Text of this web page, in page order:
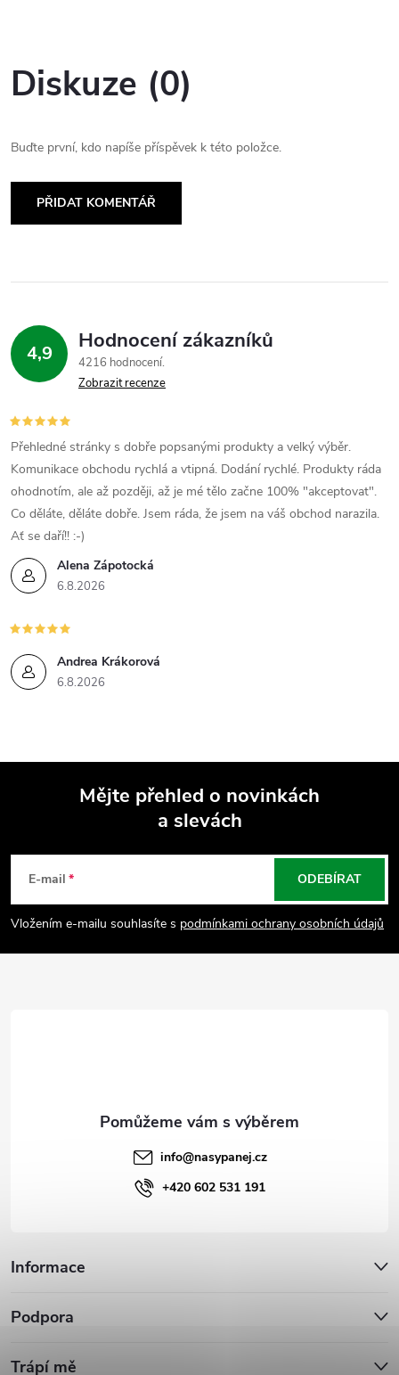
Diskuze (0)
Buďte první, kdo napíše příspěvek k této položce.
PŘIDAT KOMENTÁŘ
4,9 Hodnocení zákazníků
4216 hodnocení
Zobrazit recenze
Alena Zápotocká
6.8.2026
Přehledné stránky s dobře popsanými produkty a velký výběr.
Komunikace obchodu rychlá a vtipná. Dodání rychlé. Produkty ráda
ohodnotím, ale až později, až je mé tělo začne 100% "akceptovat".
Co děláte, děláte dobře. Jsem ráda, že jsem na váš obchod narazila.
Ať se daří!! :-)
Andrea Krákorová
6.8.2026
p
a
Mějte přehled o novinkách
a slevách
E-mail
Vložením e-mailu souhlasíte s podmínkami ochrany osobních údajů
ODEBÍRAT
Informace
Podpora
Trápí mě
info@nasypanej.cz
+420 602 531 191